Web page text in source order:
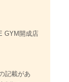
GYM開成店
記載があ